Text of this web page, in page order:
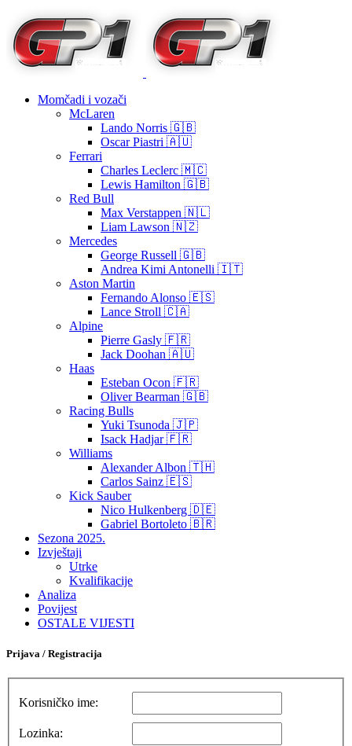
Momčadi i vozači
McLaren
Lando Norris 🇬🇧
Oscar Piastri 🇦🇺
Ferrari
Charles Leclerc 🇲🇨
Lewis Hamilton 🇬🇧
Red Bull
Max Verstappen 🇳🇱
Liam Lawson 🇳🇿
Mercedes
George Russell 🇬🇧
Andrea Kimi Antonelli 🇮🇹
Aston Martin
Fernando Alonso 🇪🇸
Lance Stroll 🇨🇦
Alpine
Pierre Gasly 🇫🇷
Jack Doohan 🇦🇺
Haas
Esteban Ocon 🇫🇷
Oliver Bearman 🇬🇧
Racing Bulls
Yuki Tsunoda 🇯🇵
Isack Hadjar 🇫🇷
Williams
Alexander Albon 🇹🇭
Carlos Sainz 🇪🇸
Kick Sauber
Nico Hulkenberg 🇩🇪
Gabriel Bortoleto 🇧🇷
Sezona 2025.
Izvještaji
Utrke
Kvalifikacije
Analiza
Povijest
OSTALE VIJESTI
Prijava / Registracija
Korisničko ime:
Lozinka: